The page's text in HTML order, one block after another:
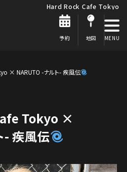
Hard Rock Cafe Tokyo
予約 地図
× NARUTO -ナルト- 疾風伝
Tokyo ×
- 疾風伝